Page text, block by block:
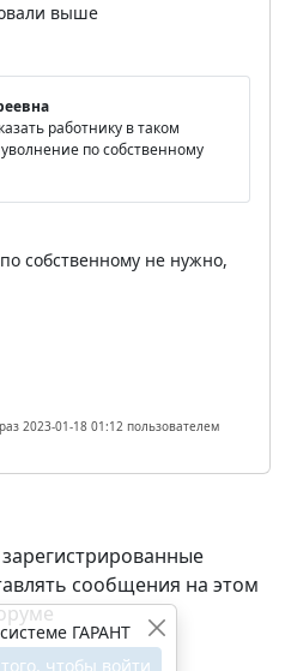
выше
работнику в таком
по собственному
собственному не нужно,
2023-01-18 01:12 пользователем
сообщения на этом
чтобы войти
ГАРАНТ